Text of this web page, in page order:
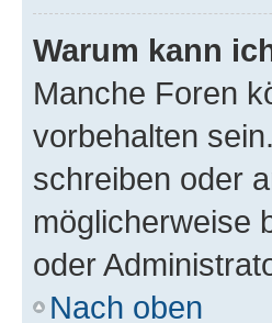
Warum kann
Manche Foren
vorbehalten
schreiben oder
möglicherweise
oder
Nach oben